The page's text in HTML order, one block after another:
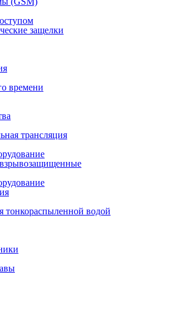
защелки
времени
трансляция
водой